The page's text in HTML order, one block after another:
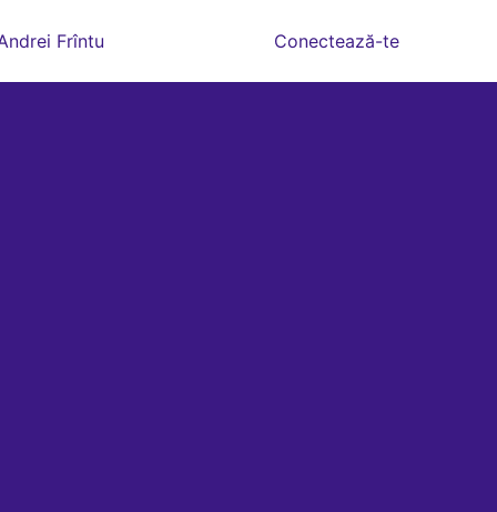
Frîntu Conectează-te